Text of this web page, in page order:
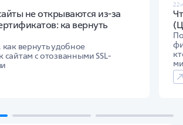
не открываются из-за
ка вернуть
как вернуть удобное
сайтам с отозванными SSL-
22